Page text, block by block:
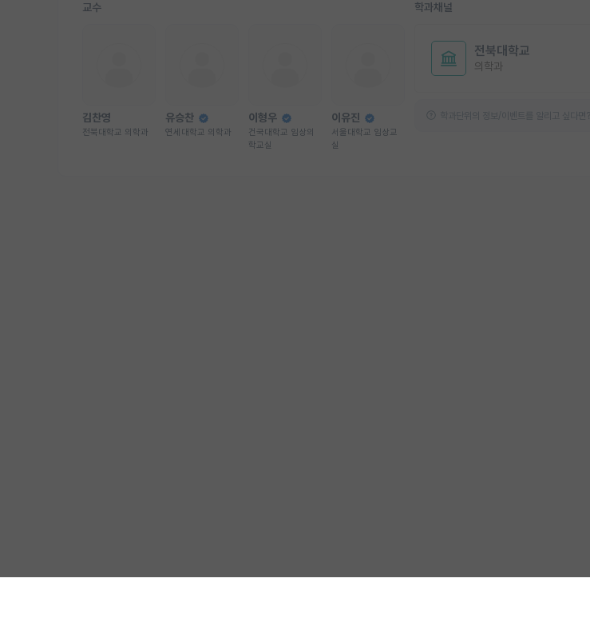
교수
김찬영
전북대학교 의학과
유승찬
연세대학교 의학과
이형우
건국대학교 임상의
학교실
이유진
서울대학교 임상교
실
학과채널
전북대학교
의학과
학과단위의 정보/이벤트를 알리고 싶다면?